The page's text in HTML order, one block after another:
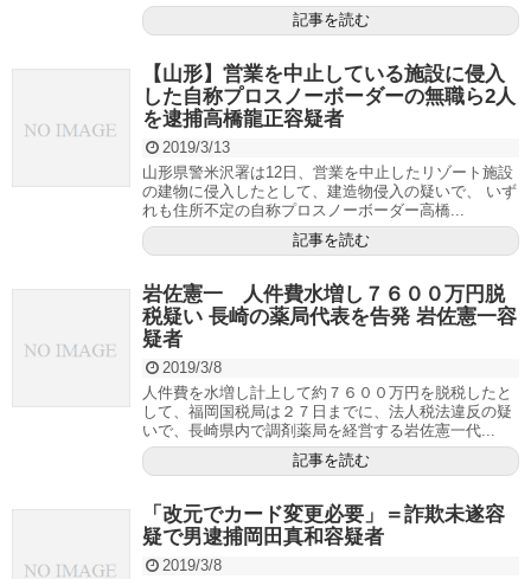
記事を読む
【山形】営業を中止している施設に侵入
した自称プロスノーボーダーの無職ら2人
を逮捕高橋龍正容疑者
2019/3/13
山形県警米沢署は12日、営業を中止したリゾート施設
の建物に侵入したとして、建造物侵入の疑いで、 いず
れも住所不定の自称プロスノーボーダー高橋...
記事を読む
岩佐憲一 人件費水増し７６００万円脱
税疑い 長崎の薬局代表を告発 岩佐憲一容
疑者
2019/3/8
人件費を水増し計上して約７６００万円を脱税したと
して、福岡国税局は２７日までに、法人税法違反の疑
いで、長崎県内で調剤薬局を経営する岩佐憲一代...
記事を読む
「改元でカード変更必要」＝詐欺未遂容
疑で男逮捕岡田真和容疑者
2019/3/8